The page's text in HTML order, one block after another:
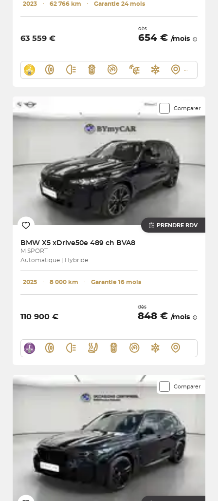
2023 ･ 62 766 km ･ Garantie 24 mois
63 559 €
dès
654 € /mois
Comparer
PRENDRE RDV
BMW X5 xDrive50e 489 ch BVA8
M SPORT
Automatique | Hybride
2025 ･ 8 000 km ･ Garantie 16 mois
110 900 €
dès
848 € /mois
Comparer